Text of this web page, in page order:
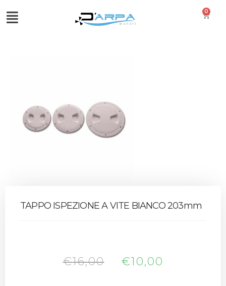
0
TAPPO ISPEZIONE A VITE BIANCO 203mm
€16,00 €10,00